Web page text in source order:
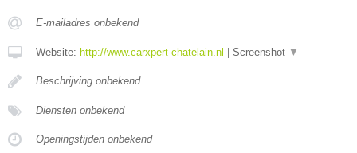
E-mailadres onbekend
Website: http://www.carxpert-chatelain.nl Screenshot ▼
Beschrijving onbekend
Diensten onbekend
Openingstijden onbekend